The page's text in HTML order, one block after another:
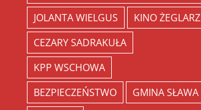
JOLANTA WIELGUS
KINO ŻEGLARZ
CEZARY SADRAKUŁA
KPP WSCHOWA
BEZPIECZEŃSTWO
GMINA SŁAWA